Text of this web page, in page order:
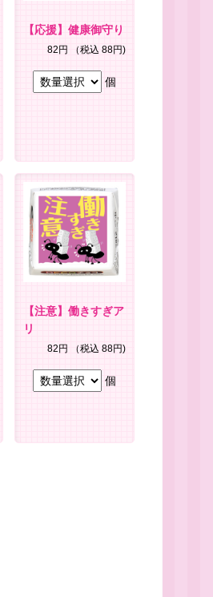
【応援】健康御守り
82円 （税込 88円)
個
【注意】働きすぎア
リ
82円 （税込 88円)
個